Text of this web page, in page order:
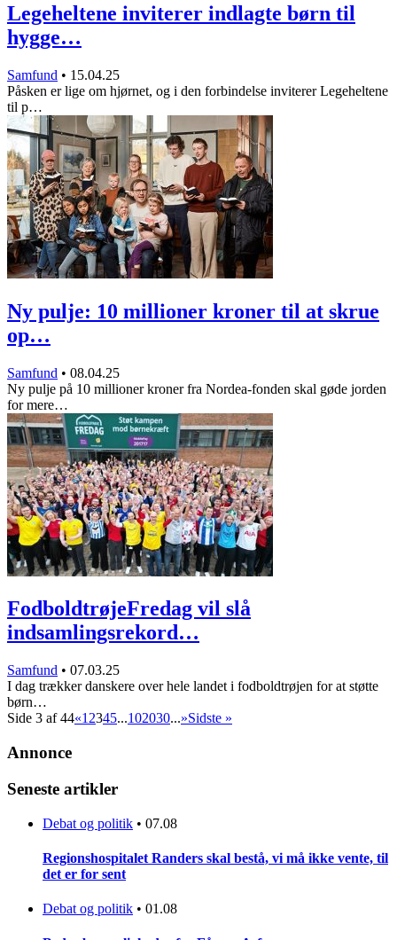
Legeheltene inviterer indlagte børn til
hygge…
Samfund • 15.04.25
Påsken er lige om hjørnet, og i den forbindelse inviterer Legeheltene
til p…
Ny pulje: 10 millioner kroner til at skrue
op…
Samfund • 08.04.25
Ny pulje på 10 millioner kroner fra Nordea-fonden skal gøde jorden
for mere…
FodboldtrøjeFredag vil slå
indsamlingsrekord…
Samfund • 07.03.25
I dag trækker danskere over hele landet i fodboldtrøjen for at støtte
børn…
Side 3 af 44«1 2345...102030...»Sidste »
Annonce
Seneste artikler
Debat og politik • 07.08
Regionshospitalet Randers skal bestå, vi må ikke vente, til
det er for sent
Debat og politik • 01.08